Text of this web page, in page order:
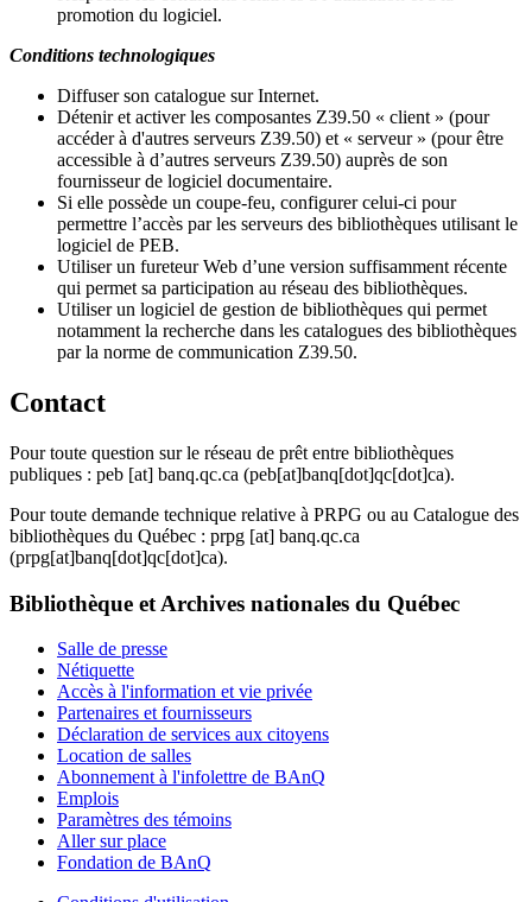
promotion du logiciel.
Conditions technologiques
Diffuser son catalogue sur Internet.
Détenir et activer les composantes Z39.50 « client » (pour
accéder à d'autres serveurs Z39.50) et « serveur » (pour être
accessible à d’autres serveurs Z39.50) auprès de son
fournisseur de logiciel documentaire.
Si elle possède un coupe-feu, configurer celui-ci pour
permettre l’accès par les serveurs des bibliothèques utilisant le
logiciel de PEB.
Utiliser un fureteur Web d’une version suffisamment récente
qui permet sa participation au réseau des bibliothèques.
Utiliser un logiciel de gestion de bibliothèques qui permet
notamment la recherche dans les catalogues des bibliothèques
par la norme de communication Z39.50.
Contact
Pour toute question sur le réseau de prêt entre bibliothèques
publiques : peb [at] banq.qc.ca (peb[at]banq[dot]qc[dot]ca).
Pour toute demande technique relative à PRPG ou au Catalogue des
bibliothèques du Québec : prpg [at] banq.qc.ca
(prpg[at]banq[dot]qc[dot]ca).
Bibliothèque et Archives nationales du Québec
Salle de presse
Nétiquette
Accès à l'information et vie privée
Partenaires et fournisseurs
Déclaration de services aux citoyens
Location de salles
Abonnement à l'infolettre de BAnQ
Emplois
Paramètres des témoins
Aller sur place
Fondation de BAnQ